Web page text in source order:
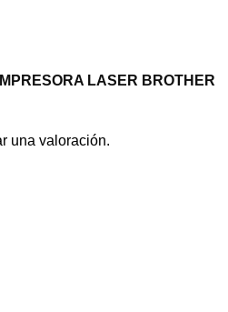
LASER BROTHER
una valoración.